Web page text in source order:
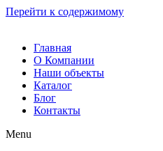
Перейти к содержимому
Главная
О Компании
Наши объекты
Каталог
Блог
Контакты
Menu